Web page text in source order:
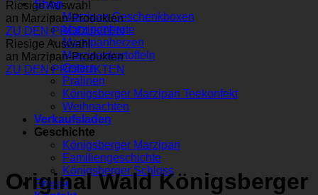
Shop
Marzipan Geschenkboxen
Marzipanbrote
Marzipanherzen
Marzipankartoffeln
Ostern
Pralinen
Königsberger Marzipan Teekonfekt
Weihnachten
Verkaufsladen
Geschichte
Königsberger Marzipan
Familiengeschichte
Königsberger Schloss
Presse
Riesige Auswahl
an Marzipan-Produkten
ZU DEN PRODUKTEN
Riesige Auswahl
an Marzipan-Produkten
ZU DEN PRODUKTEN
Original Wald Königsberger